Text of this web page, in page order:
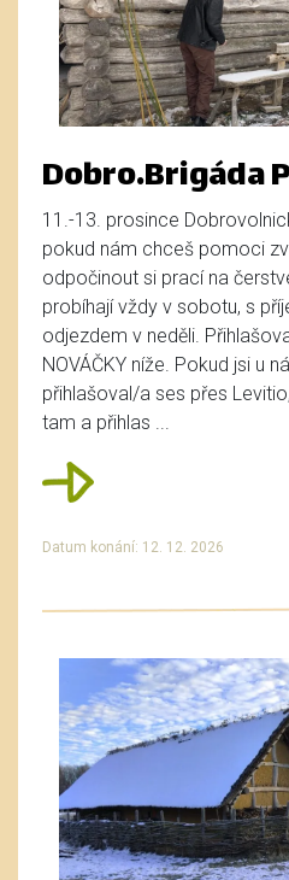
Dobro.Brigáda
11.-13. prosince
pokud nám chceš pomoci
odpočinout si prací na
probíhají vždy v sobotu, s
odjezdem v neděli.
NOVÁČKY níže. Pokud jsi u
přihlašoval/a ses přes
tam a přihlas ...
Datum konání: 12. 12. 2026